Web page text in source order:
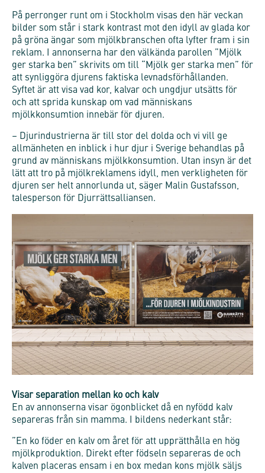
På perronger runt om i Stockholm visas den här veckan
bilder som står i stark kontrast mot den idyll av glada kor
på gröna ängar som mjölkbranschen ofta lyfter fram i sin
reklam. I annonserna har den välkända parollen ”Mjölk
ger starka ben” skrivits om till “Mjölk ger starka men” för
att synliggöra djurens faktiska levnadsförhållanden.
Syftet är att visa vad kor, kalvar och ungdjur utsätts för
och att sprida kunskap om vad människans
mjölkkonsumtion innebär för djuren.
– Djurindustrierna är till stor del dolda och vi vill ge
allmänheten en inblick i hur djur i Sverige behandlas på
grund av människans mjölkkonsumtion. Utan insyn är det
lätt att tro på mjölkreklamens idyll, men verkligheten för
djuren ser helt annorlunda ut, säger Malin Gustafsson,
talesperson för Djurrättsalliansen.
Visar separation mellan ko och kalv
En av annonserna visar ögonblicket då en nyfödd kalv
separeras från sin mamma. I bildens nederkant står:
”En ko föder en kalv om året för att upprätthålla en hög
mjölkproduktion. Direkt efter födseln separeras de och
kalven placeras ensam i en box medan kons mjölk säljs